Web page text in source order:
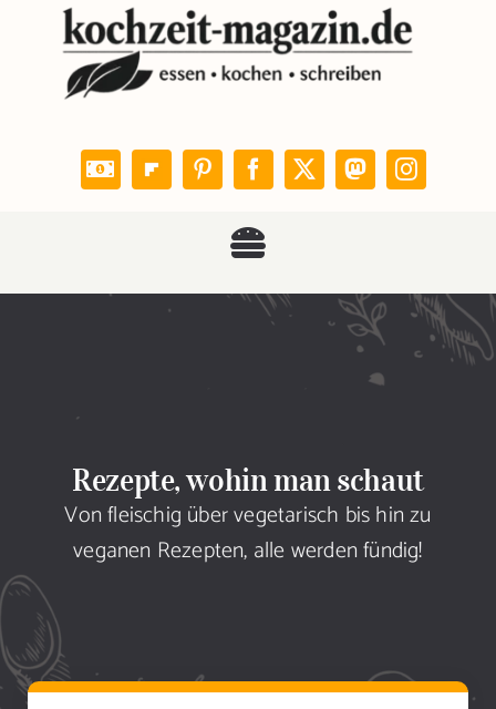
springen
Toggle
Navigation
Sammlung
Shop
Rezepte, wohin man schaut
Von fleischig über vegetarisch bis hin zu
veganen Rezepten, alle werden fündig!